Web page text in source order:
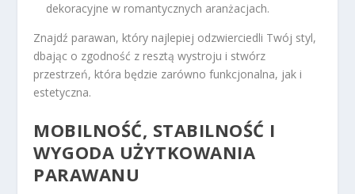
dekoracyjne w romantycznych aranżacjach.
Znajdź parawan, który najlepiej odzwierciedli Twój styl,
dbając o zgodność z resztą wystroju i stwórz
przestrzeń, która będzie zarówno funkcjonalna, jak i
estetyczna.
MOBILNOŚĆ, STABILNOŚĆ I
WYGODA UŻYTKOWANIA
PARAWANU